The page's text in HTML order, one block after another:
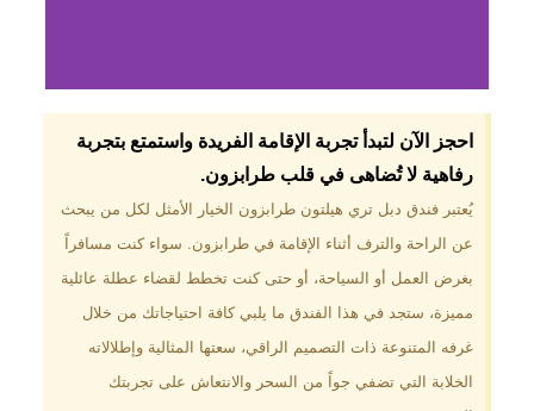
لماذا تختار فندق دبل
تري هيلتون
طرابزون؟
موقع مميز في قلب طرابزون بالقرب
من أهم المعالم السياحية. إطلالات
الخضراء. مرافق متكاملة تشمل
مسبحًا داخليًا، سبا، صالة ألعاب
رياضية، ومطاعم عالمية.
احجز الآن لتبدأ تجربة الإقامة الفريدة واستمتع بتجربة
رفاهية لا تُضاهى في قلب طرابزون.​
يُعتبر فندق دبل تري هيلتون طرابزون الخيار الأمثل لكل من يبحث
عن الراحة والترف أثناء الإقامة في طرابزون. سواء كنت مسافراً
بغرض العمل أو السياحة، أو حتى كنت تخطط لقضاء عطلة عائلية
مميزة، ستجد في هذا الفندق ما يلبي كافة احتياجاتك من خلال
غرفه المتنوعة ذات التصميم الراقي، سعتها المثالية وإطلالاته
الخلابة التي تضفي جواً من السحر والانتعاش على تجربتك